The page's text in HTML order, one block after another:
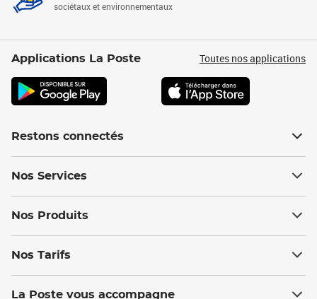
sociétaux et environnementaux
Applications La Poste Toutes nos applications
Restons connectés
Nos Services
Nos Produits
Nos Tarifs
La Poste vous accompagne